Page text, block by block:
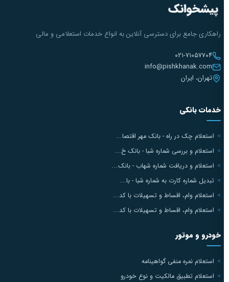
راهکاری جامع برای دسترسی آنلاین به انواع خدمات استعلامی و مالی
۰۲۱-۷۱۰۵۷۷۰۴
info@pishkhanak.com
تهران، ایران
خدمات بانکی
استعلام چک در راه - بانک مهر اقتصا...
استعلام و بررسی شماره شبا - بانک خ...
استعلام و دریافت شماره شهاب - بانک...
تبدیل شماره کارت به شماره شبا - با...
استعلام وام، اقساط و تسهیلات با کد...
استعلام وام، اقساط و تسهیلات با کد...
خودرو و موتور
استعلام نمره منفی گواهینامه
استعلام تطبیق مالکیت و نوع خودرو